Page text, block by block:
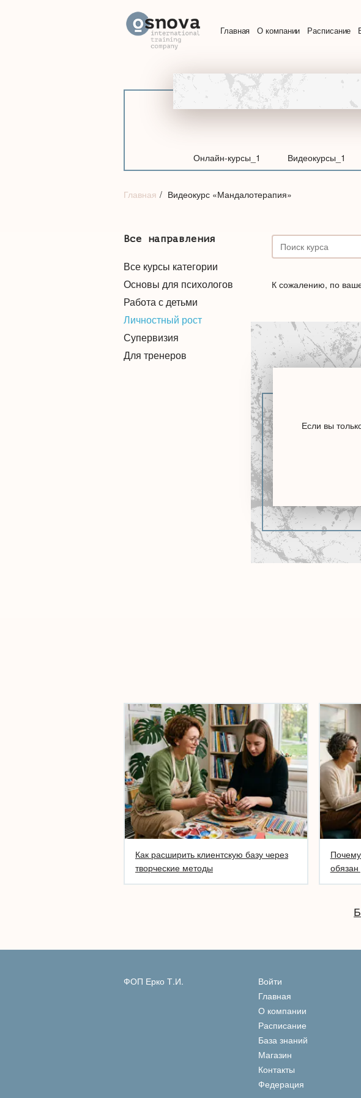
Главная О компании Расписание
Онлайн-курсы_1 Видеокурсы_1
Главная Видеокурс «Мандалотерапия»
Все направления
Все курсы категории
Основы для психологов
Работа с детьми
Личностный рост
Супервизия
Для тренеров
К сожалению, по
Если вы
Как расширить клиентскую базу через
творческие методы
ФОП Ерко Т.И.
Войти
Главная
О компании
Расписание
База знаний
Магазин
Контакты
Федерация